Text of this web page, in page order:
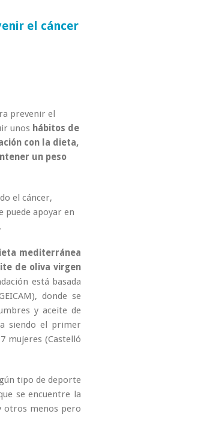
el cáncer
prevenir el
unos hábitos de
con la dieta,
un peso
el cáncer,
puede apoyar en
mediterránea
de oliva virgen
está basada
donde se
y aceite de
siendo el primer
mujeres (Castelló
tipo de deporte
se encuentre la
otros menos pero